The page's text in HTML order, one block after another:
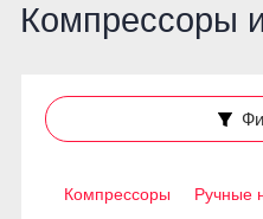
Компрессоры
Компрессоры Ручные